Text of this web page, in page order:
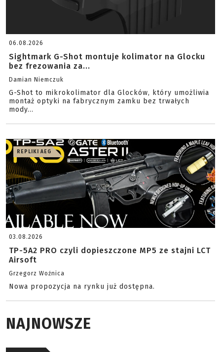
06.08.2026
Sightmark G-Shot montuje kolimator na Glocku
bez frezowania za...
Damian Niemczuk
G-Shot to mikrokolimator dla Glocków, który umożliwia
montaż optyki na fabrycznym zamku bez trwałych
mody...
REPLIKI AEG
03.08.2026
TP-5A2 PRO czyli dopieszczone MP5 ze stajni LCT
Airsoft
Grzegorz Woźnica
Nowa propozycja na rynku już dostępna.
NAJNOWSZE